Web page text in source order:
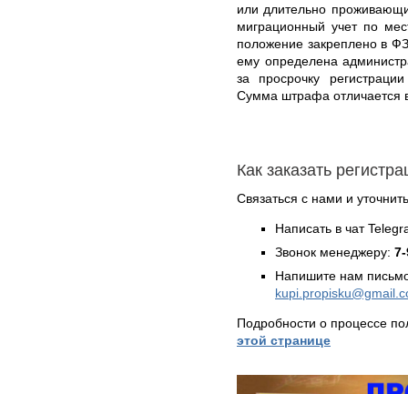
или длительно
миграционный учет по
положение закреплено в
ему определена
за просрочку
Сумма штрафа отличается
Как заказать
Связаться с нами и
Написать в чат
Звонок менеджеру:
Напишите нам
Подробности о процессе
этой странице